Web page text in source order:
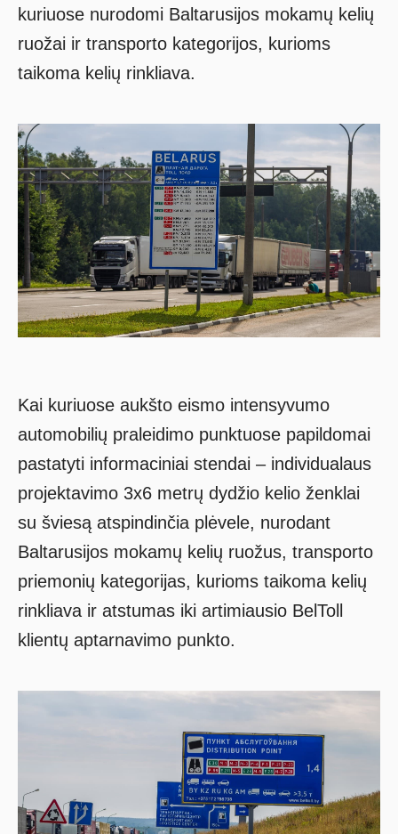
kuriuose nurodomi Baltarusijos mokamų kelių
ruožai ir transporto kategorijos, kurioms
taikoma kelių rinkliava.
Kai kuriuose aukšto eismo intensyvumo
automobilių praleidimo punktuose papildomai
pastatyti informaciniai stendai – individualaus
projektavimo 3x6 metrų dydžio kelio ženklai
su šviesą atspindinčia plėvele, nurodant
Baltarusijos mokamų kelių ruožus, transporto
priemonių kategorijas, kurioms taikoma kelių
rinkliava ir atstumas iki artimiausio BelToll
klientų aptarnavimo punkto.